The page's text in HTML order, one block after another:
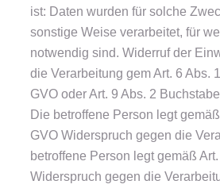
ist: Daten wurden für solche
sonstige Weise verarbeitet, für
notwendig sind. Widerruf der
die Verarbeitung gem Art. 6 Abs.
GVO oder Art. 9 Abs. 2
Die betroffene Person legt
GVO Widerspruch gegen die
betroffene Person legt gemäß
Widerspruch gegen die